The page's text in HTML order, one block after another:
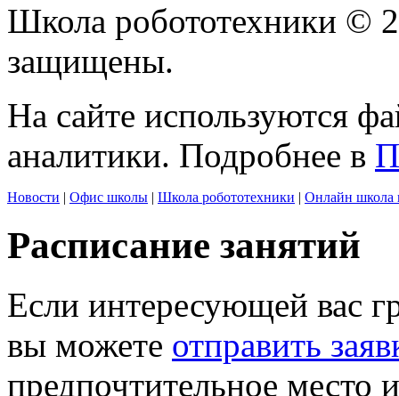
Школа робототехники ©
защищены.
На сайте используются
аналитики. Подробнее в
Новости | Офис школы | Школа робототехники | Онлайн школа
Расписание занятий
Если интересующей вас
вы можете отправить
предпочтительное место